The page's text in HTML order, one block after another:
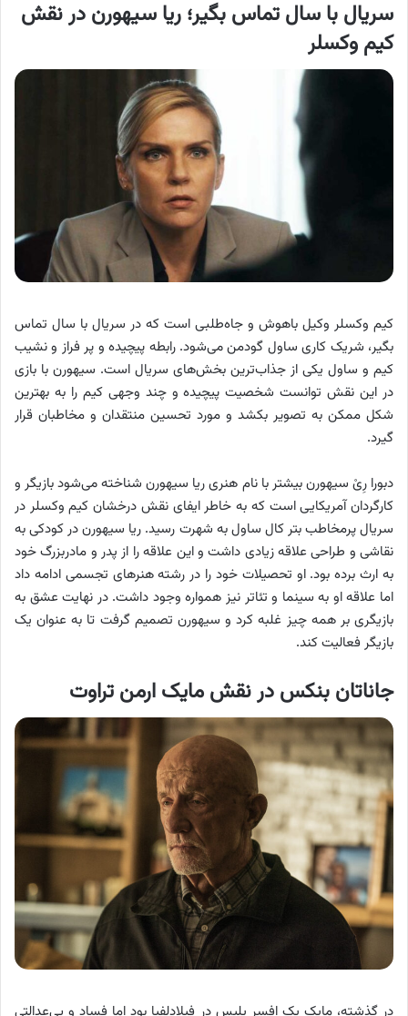
سریال با سال تماس بگیر؛ ریا سیهورن در نقش
کیم وکسلر
کیم وکسلر وکیل باهوش و جاه‌طلبی است که در سریال با سال تماس
بگیر، شریک کاری ساول گودمن می‌شود. رابطه پیچیده و پر فراز و نشیب
کیم و ساول یکی از جذاب‌ترین بخش‌های سریال است. سیهورن با بازی
در این نقش توانست شخصیت پیچیده و چند وجهی کیم را به بهترین
شکل ممکن به تصویر بکشد و مورد تحسین منتقدان و مخاطبان قرار
گیرد.
دبورا رِیْ سیهورن بیشتر با نام هنری ریا سیهورن شناخته می‌شود بازیگر و
کارگردان آمریکایی است که به خاطر ایفای نقش درخشان کیم وکسلر در
سریال پرمخاطب بتر کال ساول به شهرت رسید. ریا سیهورن در کودکی به
نقاشی و طراحی علاقه زیادی داشت و این علاقه را از پدر و مادربزرگ خود
به ارث برده بود. او تحصیلات خود را در رشته هنرهای تجسمی ادامه داد
اما علاقه او به سینما و تئاتر نیز همواره وجود داشت. در نهایت عشق به
بازیگری بر همه چیز غلبه کرد و سیهورن تصمیم گرفت تا به عنوان یک
بازیگر فعالیت کند.
جاناتان بنکس در نقش مایک ارمن تراوت